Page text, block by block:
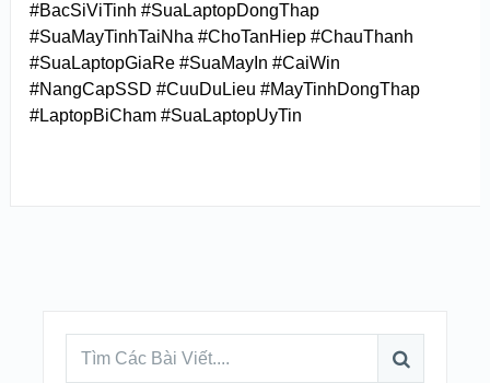
#BacSiViTinh #SuaLaptopDongThap
#SuaMayTinhTaiNha #ChoTanHiep #ChauThanh
#SuaLaptopGiaRe #SuaMayIn #CaiWin
#NangCapSSD #CuuDuLieu #MayTinhDongThap
#LaptopBiCham #SuaLaptopUyTin